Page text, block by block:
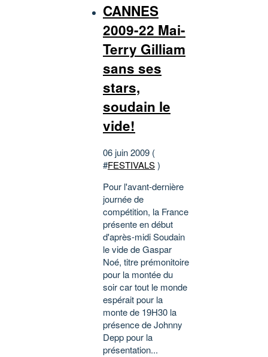
CANNES
2009-22 Mai-
Terry Gilliam
sans ses
stars,
soudain le
vide!
06 juin 2009 (
#FESTIVALS)
Pour l'avant-dernière
journée de
compétition, la France
présente en début
d'après-midi Soudain
le vide de Gaspar
Noé, titre prémonitoire
pour la montée du
soir car tout le monde
espérait pour la
monte de 19H30 la
présence de Johnny
Depp pour la
présentation...